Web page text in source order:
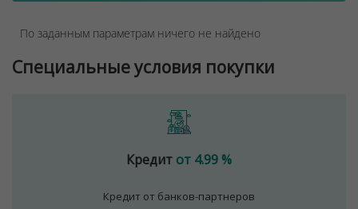
По заданным параметрам ничего не найдено
Специальные условия покупки
Кредит от 4.99 %
Кредит от банков-партнеров